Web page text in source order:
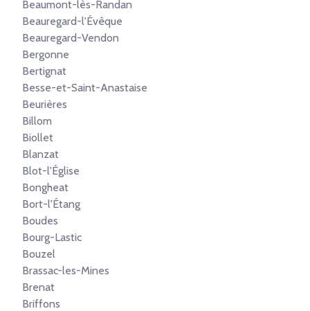
Beaumont-lès-Randan
Beauregard-l'Évêque
Beauregard-Vendon
Bergonne
Bertignat
Besse-et-Saint-Anastaise
Beurières
Billom
Biollet
Blanzat
Blot-l'Église
Bongheat
Bort-l'Étang
Boudes
Bourg-Lastic
Bouzel
Brassac-les-Mines
Brenat
Briffons